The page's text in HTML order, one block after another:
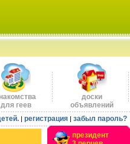
для геев
доски
объявлений
| регистрация | забыл пароль?
президент